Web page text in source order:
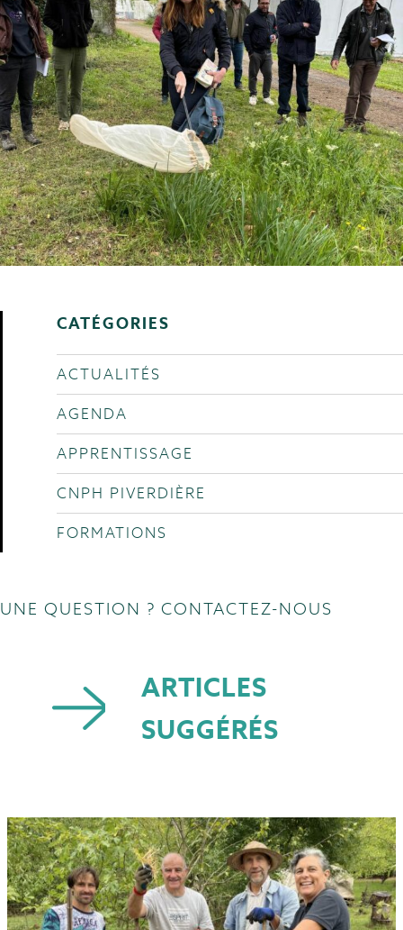
CATÉGORIES
ACTUALITÉS
AGENDA
APPRENTISSAGE
CNPH PIVERDIÈRE
FORMATIONS
UNE QUESTION ? CONTACTEZ-NOUS
ARTICLES
SUGGÉRÉS